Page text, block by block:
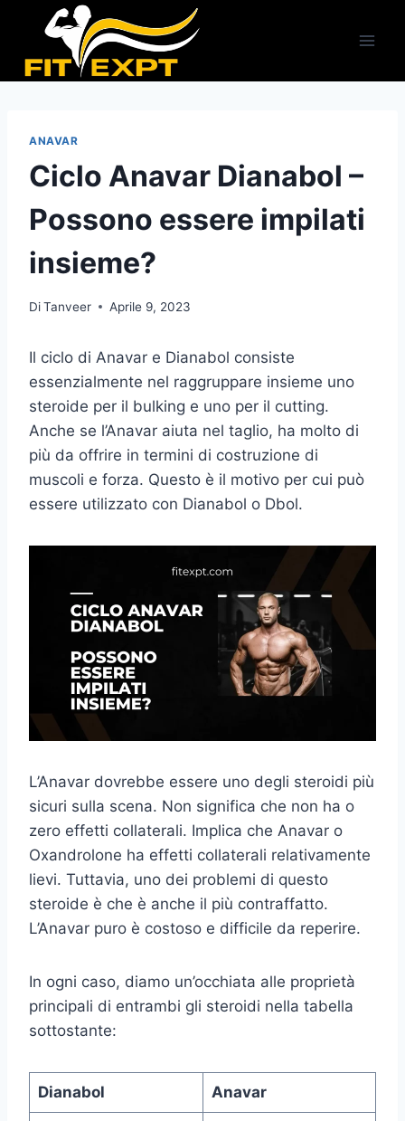
contenuto
ANAVAR
Ciclo Anavar Dianabol –
Possono essere impilati
insieme?
DiTanveer Aprile 9, 2023
Il ciclo di Anavar e Dianabol consiste
essenzialmente nel raggruppare insieme uno
steroide per il bulking e uno per il cutting.
Anche se l’Anavar aiuta nel taglio, ha molto di
più da offrire in termini di costruzione di
muscoli e forza. Questo è il motivo per cui può
essere utilizzato con Dianabol o Dbol.
L’Anavar dovrebbe essere uno degli steroidi più
sicuri sulla scena. Non significa che non ha o
zero effetti collaterali. Implica che Anavar o
Oxandrolone ha effetti collaterali relativamente
lievi. Tuttavia, uno dei problemi di questo
steroide è che è anche il più contraffatto.
L’Anavar puro è costoso e difficile da reperire.
In ogni caso, diamo un’occhiata alle proprietà
principali di entrambi gli steroidi nella tabella
sottostante:
Dianabol Anavar